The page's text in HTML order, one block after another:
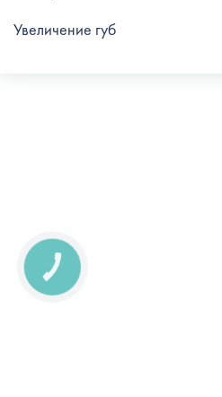
Увеличение губ
КНОПКА
СВЯЗИ